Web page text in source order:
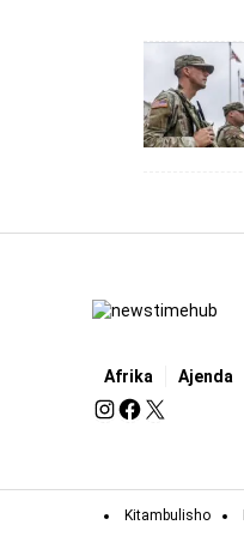
Afrika Ajenda
Kitambulisho